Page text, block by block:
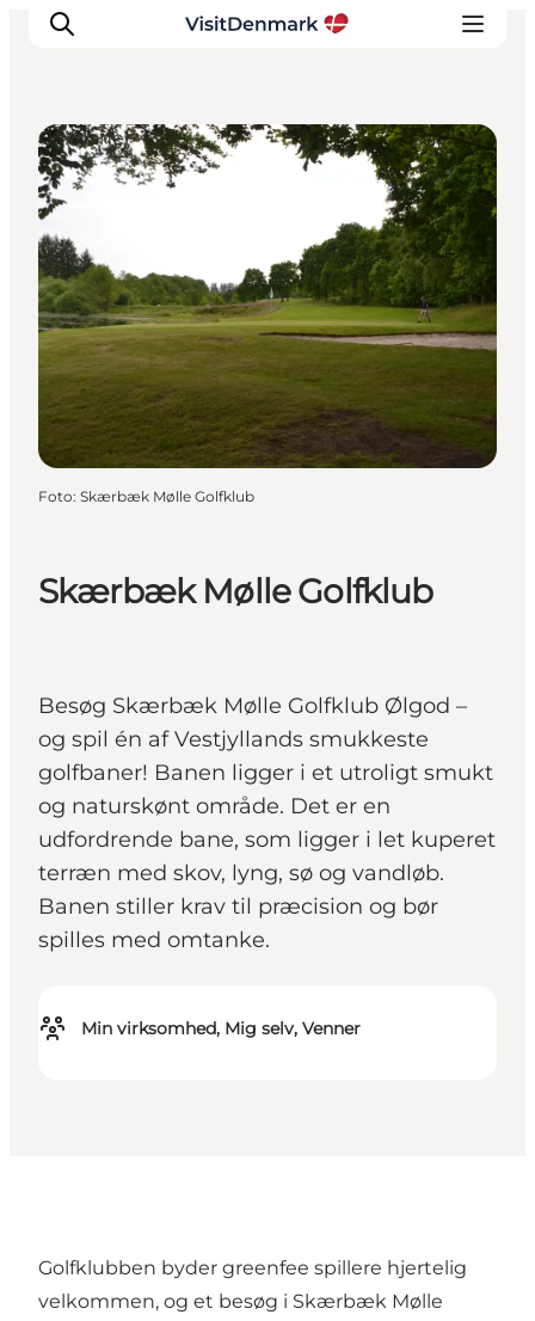
Inspiration
Destinationer
Oplevelser
Overnatning
Planlæg ferien
Skærbæk Mølle Golfklub
Besøg Skærbæk Mølle Golfklub Ølgod –
og spil én af Vestjyllands smukkeste
golfbaner! Banen ligger i et utroligt smukt
og naturskønt område. Det er en
udfordrende bane, som ligger i let kuperet
terræn med skov, lyng, sø og vandløb.
Banen stiller krav til præcision og bør
spilles med omtanke.
Min virksomhed, Mig selv, Venner
Golfbaner
Foto: Skærbæk Mølle Golfklub
Golfklubben byder greenfee spillere hjertelig
velkommen, og et besøg i Skærbæk Mølle